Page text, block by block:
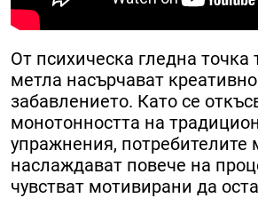
От психическа гледна точка
метла насърчават
забавлението. Като се
монотонността на
упражнения, потребителите
наслаждават повече на
чувстват мотивирани да